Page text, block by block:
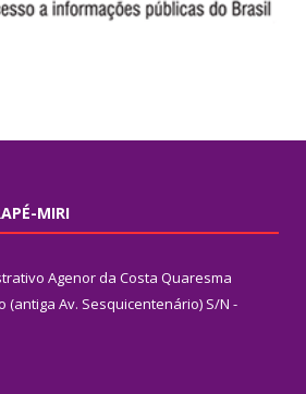
MIRI
Agenor da Costa Quaresma
(antiga Av. Sesquicentenário) S/N -